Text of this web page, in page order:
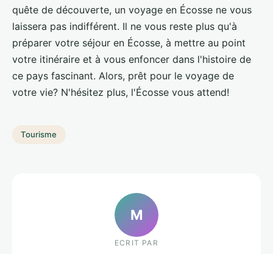
quête de découverte, un voyage en Écosse ne vous
laissera pas indifférent. Il ne vous reste plus qu'à
préparer votre séjour en Écosse, à mettre au point
votre itinéraire et à vous enfoncer dans l'histoire de
ce pays fascinant. Alors, prêt pour le voyage de
votre vie? N'hésitez plus, l'Écosse vous attend!
Tourisme
M
ECRIT PAR